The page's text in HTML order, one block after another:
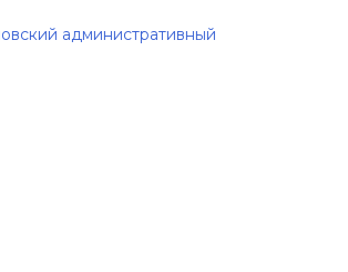
административный